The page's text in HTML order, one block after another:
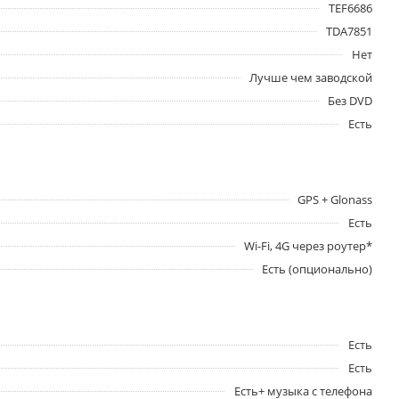
TEF6686
TDA7851
Нет
Лучше чем заводской
Без DVD
Есть
GPS + Glonass
Есть
Wi-Fi, 4G через роутер*
Есть (опционально)
Есть
Есть
Есть+ музыка с телефона